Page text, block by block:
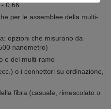
- 0,66
per le assemblee della multi-
opzioni che misurano da
nanometro)
e del multi-ramo
o i connettori su ordinazione,
fibra (casuale, rimescolato o